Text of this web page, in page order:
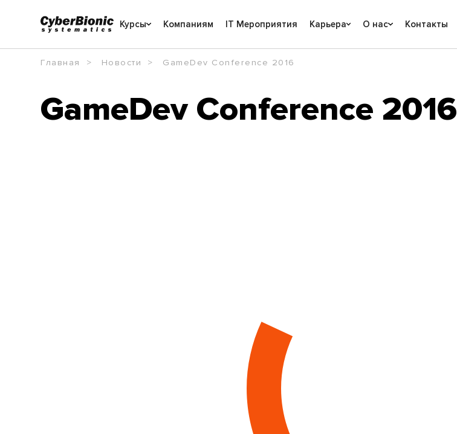
Курсы Компаниям IT Мероприятия Карьера О нас Контакты
Главная Новости GameDev Conference 2016
GameDev Conference 2016